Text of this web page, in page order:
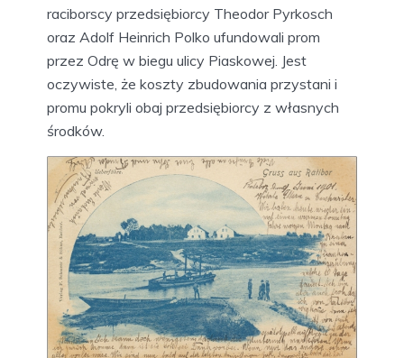
raciborscy przedsiębiorcy Theodor Pyrkosch
oraz Adolf Heinrich Polko ufundowali prom
przez Odrę w biegu ulicy Piaskowej. Jest
oczywiste, że koszty zbudowania przystani i
promu pokryli obaj przedsiębiorcy z własnych
środków.